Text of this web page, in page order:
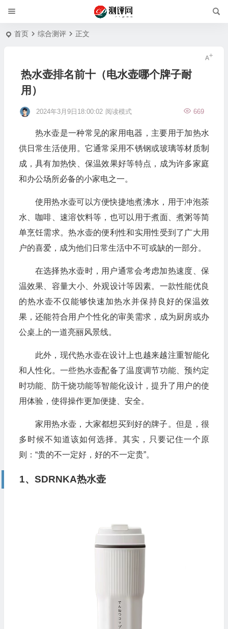
首页 综合测评 正文
热水壶排名前十（电水壶哪个牌子耐
用）
2024年3月9日18:00:02 669
阅读模式
热水壶是一种常见的家用电器，主要用于加热水
供日常生活使用。它通常采用不锈钢或玻璃等材质制
成，具有加热快、保温效果好等特点，成为许多家庭
和办公场所必备的小家电之一。
使用热水壶可以方便快捷地煮沸水，用于冲泡茶
水、咖啡、速溶饮料等，也可以用于煮面、煮粥等简
单烹饪需求。热水壶的便利性和实用性受到了广大用
户的喜爱，成为他们日常生活中不可或缺的一部分。
在选择热水壶时，用户通常会考虑加热速度、保
温效果、容量大小、外观设计等因素。一款性能优良
的热水壶不仅能够快速加热水并保持良好的保温效
果，还能符合用户个性化的审美需求，成为厨房或办
公桌上的一道亮丽风景线。
此外，现代热水壶在设计上也越来越注重智能化
和人性化。一些热水壶配备了温度调节功能、预约定
时功能、防干烧功能等智能化设计，提升了用户的使
用体验，使得操作更加便捷、安全。
家用热水壶，大家都想买到好的牌子。但是，很
多时候不知道该如何选择。其实，只要记住一个原
则：“贵的不一定好，好的不一定贵”。
1、SDRNKA热水壶